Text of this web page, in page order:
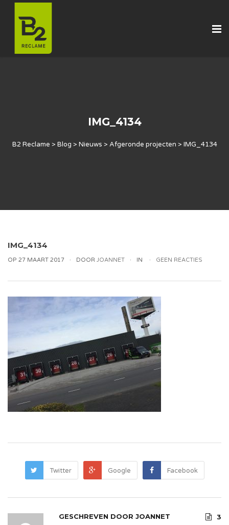
IMG_4134
B2 Reclame > Blog > Nieuws > Afgeronde projecten > IMG_4134
IMG_4134
OP 27 MAART 2017 DOOR JOANNET IN GEEN REACTIES
Twitter Google Facebook
GESCHREVEN DOOR JOANNET
3